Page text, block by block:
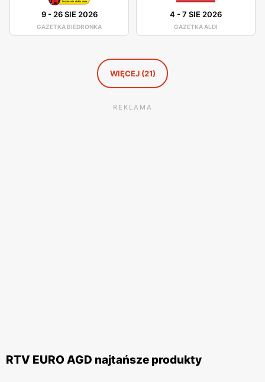
przyjemnym i satysfakcjonującym doświadczeniem.
9-26 SIE 2026
GAZETKA BIEDRONKA
4 -7 SIE 2026
GAZETKA ALDI
WIĘCEJ (21)
REKLAMA
RTV EURO AGD najtańsze produkty